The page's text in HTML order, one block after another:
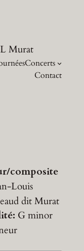
Murat
Concerts
Contact
composite
Louis
dit Murat
G minor